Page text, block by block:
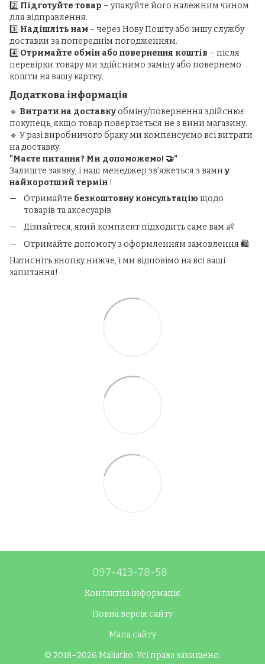
2️⃣ Підготуйте товар – упакуйте його належним чином
для відправлення.
3️⃣ Надішліть нам – через Нову Пошту або іншу службу
доставки за попереднім погодженням.
4️⃣ Отримайте обмін або повернення коштів – після
перевірки товару ми здійснимо заміну або повернемо
кошти на вашу картку.
Додаткова інформація
🔹 Витрати на доставкуобміну/повернення здійснює
покупець, якщо товар повертається не з вини магазину.
🔹 У разі виробничого браку ми компенсуємо всі витрати
на доставку.
"Маєте питання? Ми допоможемо! 🤝"
Залиште заявку, і наш менеджер зв’яжеться з вами у
найкоротший термін !
Отримайте безкоштовну консультацію щодо
товарів та аксесуарів
Дізнайтеся, який комплект підходить саме вам 👶
Отримайте допомогу з оформленням замовлення 🛍️
Натисніть кнопку нижче, і ми відповімо на всі ваші
запитання!
097-413-78-58
Контактна інформація
Повна версія сайту
Мапа сайту
© 2018–2026 Maliatko. Усі права захищено.